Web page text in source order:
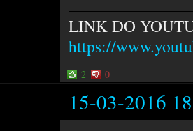
LINK DO
https://
2 0
15-03-2016